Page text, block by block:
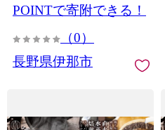
POINTで寄附できる！
（0）
長野県伊那市